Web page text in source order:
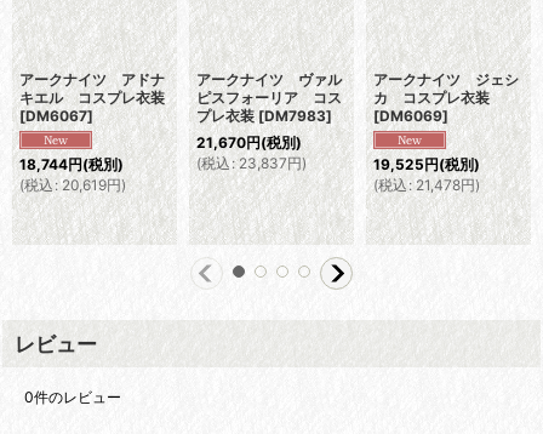
アークナイツ アドナ
キエル コスプレ衣装
[DM6067]
18,744円(税別)
(税込 : 20,619円)
アークナイツ ヴァル
ピスフォーリア コス
プレ衣装 [DM7983]
21,670円(税別)
(税込 : 23,837円)
アークナイツ ジェシ
カ コスプレ衣装
[DM6069]
19,525円(税別)
(税込: 21,478円)
レビュー
0件のレビュー